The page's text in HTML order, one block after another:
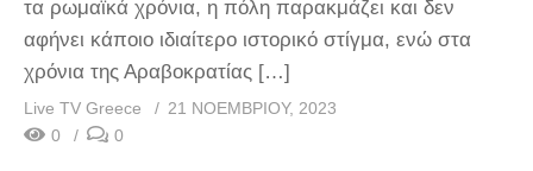
τα ρωμαϊκά χρόνια, η πόλη παρακμάζει και δεν
αφήνει κάποιο ιδιαίτερο ιστορικό στίγμα, ενώ στα
χρόνια της Αραβοκρατίας […]
Live TV Greece
21 ΝΟΕΜΒΡΊΟΥ, 2023
0
0